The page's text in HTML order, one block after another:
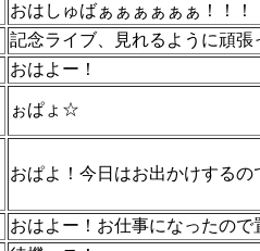
おはしゅばぁぁぁぁぁぁ！！！
記念ライブ、見れるように頑張
おはよー！
ぉぱょ☆
おぱよ！今日はお出かけする
おはよー！お仕事になったので